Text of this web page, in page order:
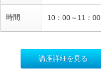
時間 10：00～11：00
講座詳細を見る